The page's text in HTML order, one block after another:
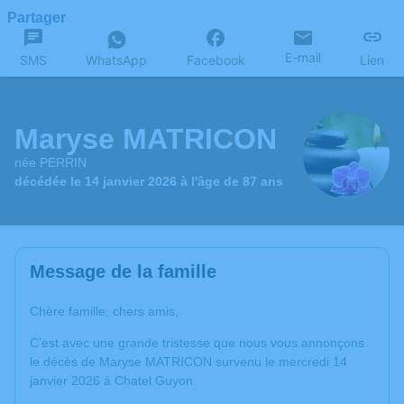
Partager
SMS WhatsApp Facebook E-mail Lien
Maryse MATRICON
née PERRIN
décédée le 14 janvier 2026 à l'âge de 87 ans
Message de la famille
Chère famille, chers amis,
C’est avec une grande tristesse que nous vous annonçons
le décès de Maryse MATRICON survenu le mercredi 14
janvier 2026 à Chatel Guyon.